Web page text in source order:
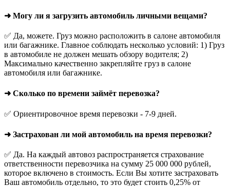
➜ Могу ли я загрузить автомобиль личными вещами?
✅ Да, можете. Груз можно расположить в салоне автомобиля
или багажнике. Главное соблюдать несколько условий: 1) Груз
в автомобиле не должен мешать обзору водителя; 2)
Максимально качественно закрепляйте груз в салоне
автомобиля или багажнике.
➜ Сколько по времени займёт перевозка?
✅ Ориентировочное время перевозки - 7-9 дней.
➜ Застрахован ли мой автомобиль на время перевозки?
✅ Да. На каждый автовоз распространяется страхование
ответственности перевозчика на сумму 25 000 000 рублей,
которое включено в стоимость. Если Вы хотите застраховать
Ваш автомобиль отдельно, то это будет стоить 0,25% от